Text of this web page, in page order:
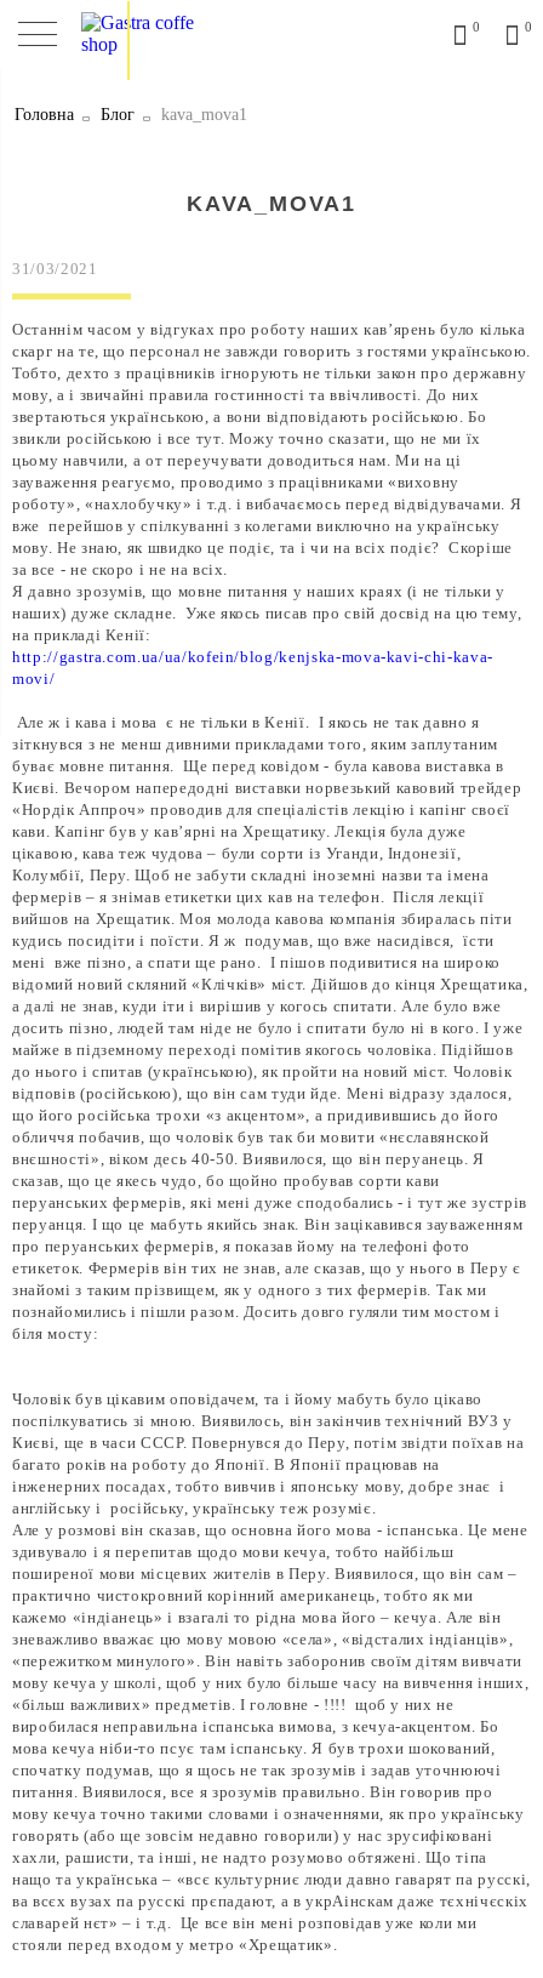
0 0
Головна Блог kava_mova1
KAVA_MOVA1
31/03/2021
Останнім часом у відгуках про роботу наших кав’ярень було кілька
скарг на те, що персонал не завжди говорить з гостями українською.
Тобто, дехто з працівників ігнорують не тільки закон про державну
мову, а і звичайні правила гостинності та ввічливості. До них
звертаються українською, а вони відповідають російською. Бо
звикли російською і все тут. Можу точно сказати, що не ми їх
цьому навчили, а от переучувати доводиться нам. Ми на ці
зауваження реагуємо, проводимо з працівниками «виховну
роботу», «нахлобучку» і т.д. і вибачаємось перед відвідувачами. Я
вже перейшов у спілкуванні з колегами виключно на українську
мову. Не знаю, як швидко це подіє, та і чи на всіх подіє? Скоріше
за все - не скоро і не на всіх.
Я давно зрозумів, що мовне питання у наших краях (і не тільки у
наших) дуже складне. Уже якось писав про свій досвід на цю тему,
на прикладі Кенії:
http://gastra.com.ua/ua/kofein/blog/kenjska-mova-kavi-chi-kava-
movi/
Але ж і кава і мова є не тільки в Кенії. І якось не так давно я
зіткнувся з не менш дивними прикладами того, яким заплутаним
буває мовне питання. Ще перед ковідом - була кавова виставка в
Києві. Вечором напередодні виставки норвезький кавовий трейдер
«Нордік Аппроч» проводив для спеціалістів лекцію і капінг своєї
кави. Капінг був у кав’ярні на Хрещатику. Лекція була дуже
цікавою, кава теж чудова – були сорти із Уганди, Індонезії,
Колумбії, Перу. Щоб не забути складні іноземні назви та імена
фермерів – я знімав етикетки цих кав на телефон. Після лекції
вийшов на Хрещатик. Моя молода кавова компанія збиралась піти
кудись посидіти і поїсти. Я ж подумав, що вже насидівся, їсти
мені вже пізно, а спати ще рано. І пішов подивитися на широко
відомий новий скляний «Клічків» міст. Дійшов до кінця Хрещатика,
а далі не знав, куди іти і вирішив у когось спитати. Але було вже
досить пізно, людей там ніде не було і спитати було ні в кого. І уже
майже в підземному переході помітив якогось чоловіка. Підійшов
до нього і спитав (українською), як пройти на новий міст. Чоловік
відповів (російською), що він сам туди йде. Мені відразу здалося,
що його російська трохи «з акцентом», а придивившись до його
обличчя побачив, що чоловік був так би мовити «нєславянской
внєшності», віком десь 40-50. Виявилося, що він перуанець. Я
сказав, що це якесь чудо, бо щойно пробував сорти кави
перуанських фермерів, які мені дуже сподобались - і тут же зустрів
перуанця. І що це мабуть якийсь знак. Він зацікавився зауваженням
про перуанських фермерів, я показав йому на телефоні фото
етикеток. Фермерів він тих не знав, але сказав, що у нього в Перу є
знайомі з таким прізвищем, як у одного з тих фермерів. Так ми
познайомились і пішли разом. Досить довго гуляли тим мостом і
біля мосту:
Чоловік був цікавим оповідачем, та і йому мабуть було цікаво
поспілкуватись зі мною. Виявилось, він закінчив технічний ВУЗ у
Києві, ще в часи СССР. Повернувся до Перу, потім звідти поїхав на
багато років на роботу до Японії. В Японії працював на
інженерних посадах, тобто вивчив і японську мову, добре знає і
англійську і російську, українську теж розуміє.
Але у розмові він сказав, що основна його мова - іспанська. Це мене
здивувало і я перепитав щодо мови кечуа, тобто найбільш
поширеної мови місцевих жителів в Перу. Виявилося, що він сам –
практично чистокровний корінний американець, тобто як ми
кажемо «індіанець» і взагалі то рідна мова його – кечуа. Але він
зневажливо вважає цю мову мовою «села», «відсталих індіанців»,
«пережитком минулого». Він навіть заборонив своїм дітям вивчати
мову кечуа у школі, щоб у них було більше часу на вивчення інших,
«більш важливих» предметів. І головне - !!!! щоб у них не
виробилася неправильна іспанська вимова, з кечуа-акцентом. Бо
мова кечуа ніби-то псує там іспанську. Я був трохи шокований,
спочатку подумав, що я щось не так зрозумів і задав уточнюючі
питання. Виявилося, все я зрозумів правильно. Він говорив про
мову кечуа точно такими словами і означеннями, як про українську
говорять (або ще зовсім недавно говорили) у нас зрусифіковані
хахли, рашисти, та інші, не надто розумово обтяжені. Що тіпа
нащо та українська – «всє культурниє люди давно гаварят па русскі,
ва всєх вузах па русскі прєпадают, а в укрАінскам даже тєхнічєскіх
славарей нєт» – і т.д. Це все він мені розповідав уже коли ми
стояли перед входом у метро «Хрещатик».